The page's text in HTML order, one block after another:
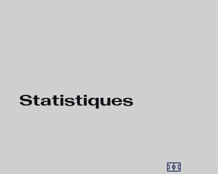
Statistiques